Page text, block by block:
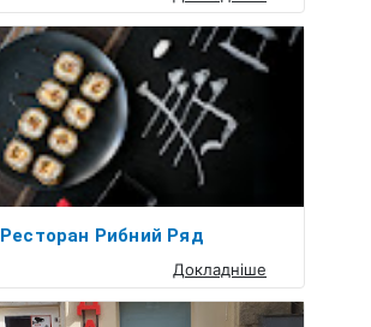
Ресторан Рибний Ряд
Докладніше